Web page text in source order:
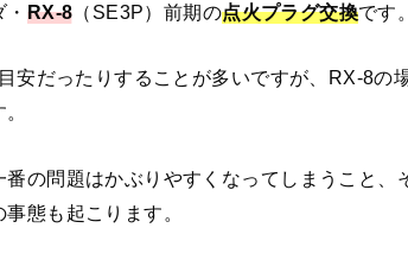
RX-8 （SE3P）前期の点火プラグ交換です。
安だったりすることが多いですが、RX-8の
の問題はかぶりやすくなってしまうこと、
態も起こります。